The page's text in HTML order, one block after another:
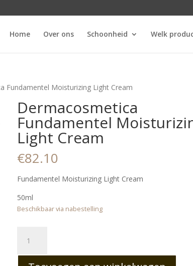
Home Over ons Schoonheid Welk
Fundamentel Moisturizing Light Cream
Dermacosmetica
Fundamentel
Light Cream
€82.10
Fundamentel Moisturizing Light Cream
50ml
Beschikbaar via nabestelling
Fundamentel
Moisturizing